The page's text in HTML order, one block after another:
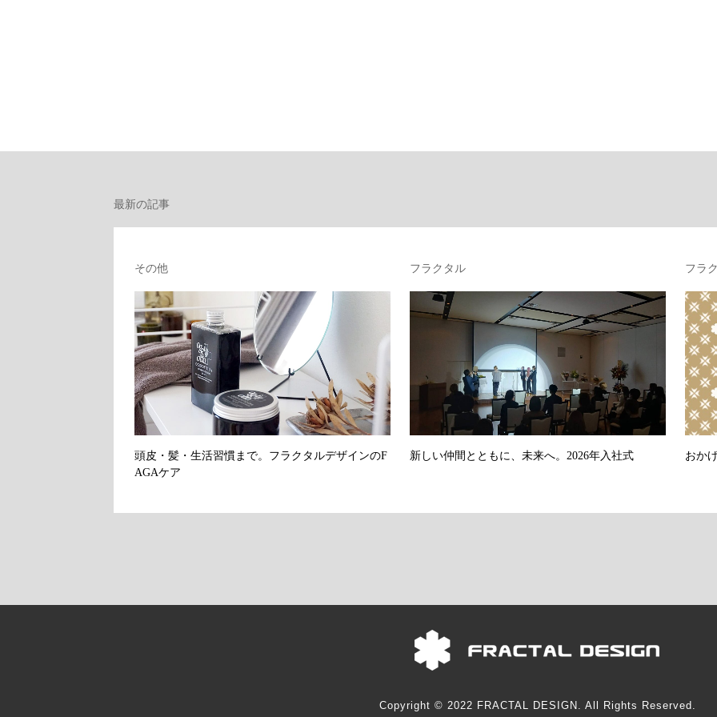
最新の記事
その他
頭皮・髪・生活習慣まで。フラクタルデザインのF
AGAケア
フラクタル
新しい仲間とともに、未来へ。2026年入社式
フラ
おか
Copyright © 2022 FRACTAL DESIGN. All Rights Reserved.